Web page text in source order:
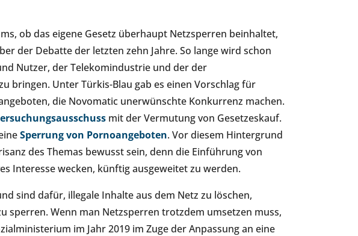
ob das eigene Gesetz überhaupt Netzsperren beinhaltet,
der Debatte der letzten zehn Jahre. So lange wird schon
Nutzer, der Telekomindustrie und der der
bringen. Unter Türkis-Blau gab es einen Vorschlag für
die Novomatic unerwünschte Konkurrenz machen.
mit der Vermutung von Gesetzeskauf.
Sperrung von Pornoangeboten. Vor diesem Hintergrund
des Themas bewusst sein, denn die Einführung von
Interesse wecken, künftig ausgeweitet zu werden.
sind dafür, illegale Inhalte aus dem Netz zu löschen,
sperren. Wenn man Netzsperren trotzdem umsetzen muss,
im Jahr 2019 im Zuge der Anpassung an eine